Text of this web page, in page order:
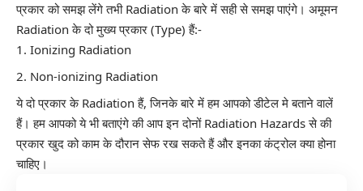
प्रकार को समझ लेंगे तभी Radiation के बारे में सही से समझ पाएंगे। अमूमन
Radiation के दो मुख्य प्रकार (Type) हैं:-
Ionizing Radiation
Non-ionizing Radiation
ये दो प्रकार के Radiation हैं, जिनके बारे में हम आपको डीटेल मे बताने वालें
हैं। हम आपको ये भी बताएंगे की आप इन दोनों Radiation Hazards से की
प्रकार खुद को काम के दौरान सेफ रख सकते हैं और इनका कंट्रोल क्या होना
चाहिए।